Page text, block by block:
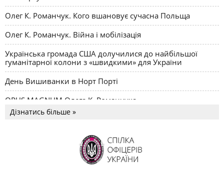
Олег К. Романчук. Кого вшановує сучасна Польща
Олег К. Романчук. Війна і мобілізація
Українська громада США долучилися до найбільшої
гуманітарної колони з «швидкими» для України
День Вишиванки в Норт Порті
OPUS MAGNUM Олега К. Романчука
Дізнатись більше »